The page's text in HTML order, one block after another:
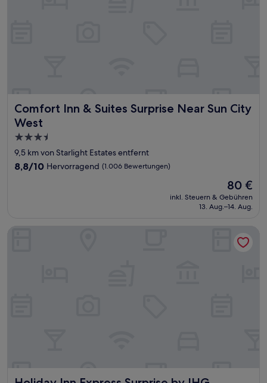
Comfort Inn & Suites Surprise Near Sun City
West
Comfort Inn & Suites Surprise Near Sun City West
3.5-
Sterne-
Unterkunft
9,5 km von Starlight Estates entfernt
8.8
8,8/10 Hervorragend (1.006 Bewertungen)
Der
Preis
beträgt
80 €
inkl. Steuern & Gebühren
13. Aug.–14. Aug.